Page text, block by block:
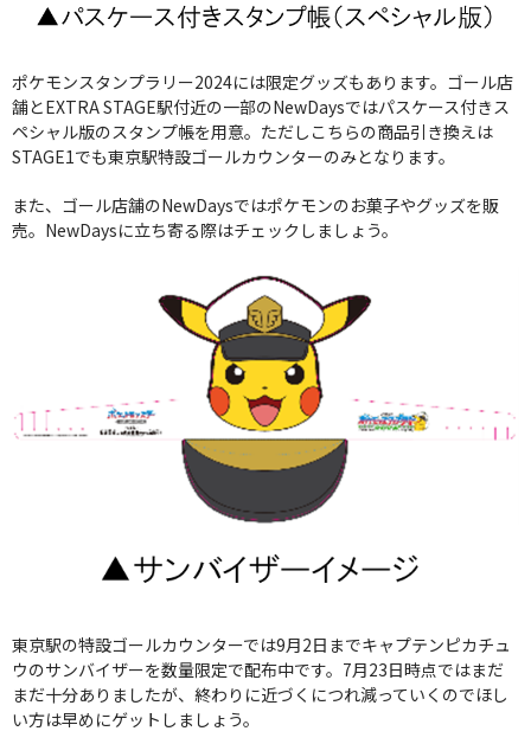
ポケモンスタンプラリー2024には限定グッズもあります。ゴール店
舗とEXTRA STAGE駅付近の一部のNewDaysではパスケース付きス
ペシャル版のスタンプ帳を用意。ただしこちらの商品引き換えは
STAGE1でも東京駅特設ゴールカウンターのみとなります。
また、ゴール店舗のNewDaysではポケモンのお菓子やグッズを販
売。NewDaysに立ち寄る際はチェックしましょう。
東京駅の特設ゴールカウンターでは9月2日までキャプテンピカチュ
ウのサンバイザーを数量限定で配布中です。7月23日時点ではまだ
まだ十分ありましたが、終わりに近づくにつれ減っていくのでほし
い方は早めにゲットしましょう。